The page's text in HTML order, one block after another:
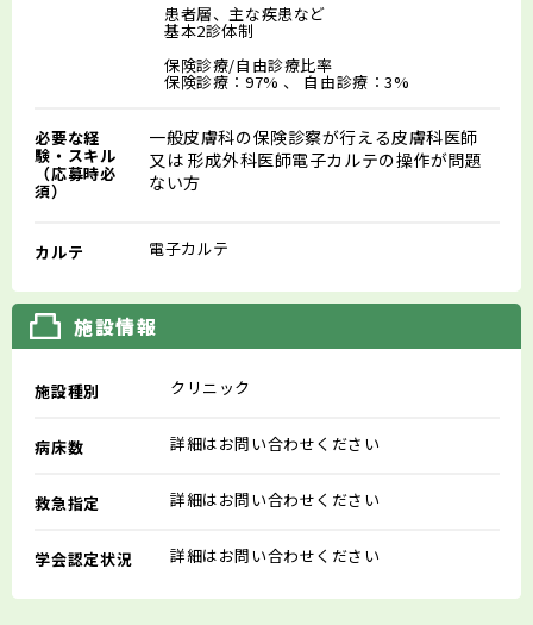
患者層、主な疾患など
基本2診体制
保険診療/自由診療比率
保険診療：97% 、 自由診療：3%
必要な経
験・スキル
（応募時必
須）
一般皮膚科の保険診察が行える皮膚科医師
又は 形成外科医師電子カルテの操作が問題
ない方
カルテ 電子カルテ
施設情報
施設種別 クリニック
病床数 詳細はお問い合わせください
救急指定 詳細はお問い合わせください
学会認定状況 詳細はお問い合わせください